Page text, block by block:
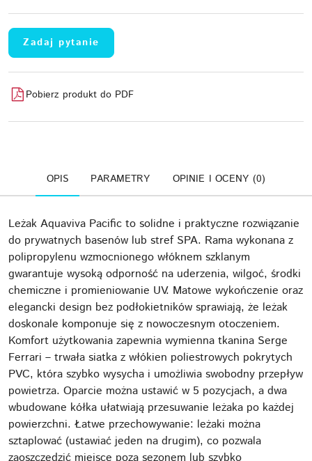
Zadaj pytanie
Pobierz produkt do PDF
OPIS PARAMETRY OPINIE I OCENY (0)
Leżak Aquaviva Pacific to solidne i praktyczne rozwiązanie
do prywatnych basenów lub stref SPA. Rama wykonana z
polipropylenu wzmocnionego włóknem szklanym
gwarantuje wysoką odporność na uderzenia, wilgoć, środki
chemiczne i promieniowanie UV. Matowe wykończenie oraz
elegancki design bez podłokietników sprawiają, że leżak
doskonale komponuje się z nowoczesnym otoczeniem.
Komfort użytkowania zapewnia wymienna tkanina Serge
Ferrari – trwała siatka z włókien poliestrowych pokrytych
PVC, która szybko wysycha i umożliwia swobodny przepływ
powietrza. Oparcie można ustawić w 5 pozycjach, a dwa
wbudowane kółka ułatwiają przesuwanie leżaka po każdej
powierzchni. Łatwe przechowywanie: leżaki można
sztaplować (ustawiać jeden na drugim), co pozwala